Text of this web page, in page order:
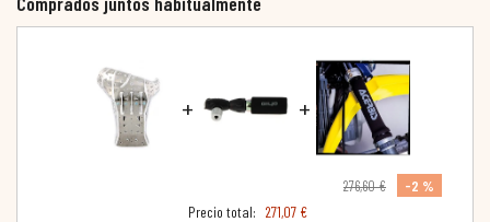
+ +
276,60 €
-2 %
Precio total: 271,07 €